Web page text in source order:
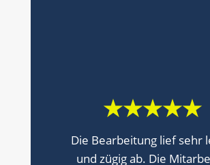
★★★★★
Die Bearbeitung lief sehr
und zügig ab. Die